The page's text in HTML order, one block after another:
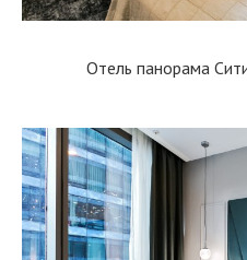
Отель панорама